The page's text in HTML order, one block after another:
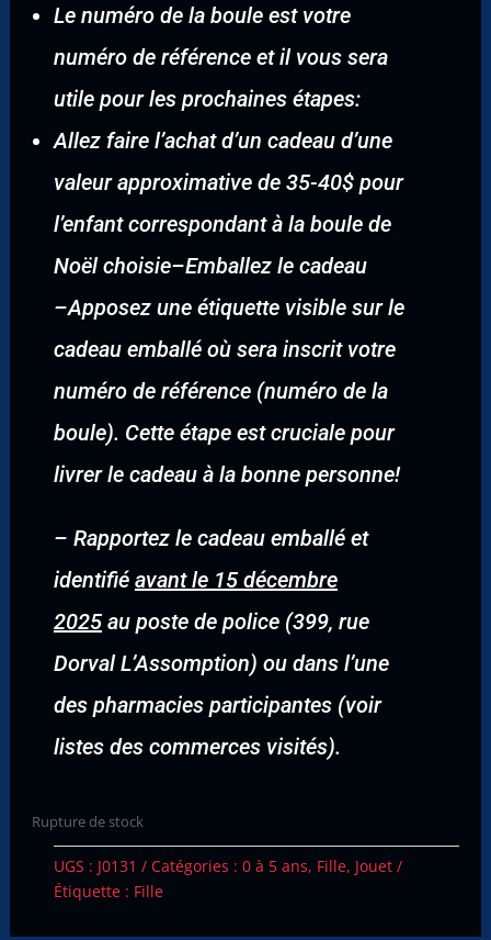
Le numéro de la boule est votre
numéro de référence et il vous sera
utile pour les prochaines étapes:
Allez faire l’achat d’un cadeau d’une
valeur approximative de 35-40$ pour
l’enfant correspondant à la boule de
Noël choisie–Emballez le cadeau
–Apposez une étiquette visible sur le
cadeau emballé où sera inscrit votre
numéro de référence (numéro de la
boule). Cette étape est cruciale pour
livrer le cadeau à la bonne personne!
– Rapportez le cadeau emballé et
identifié avant le 15 décembre
2025au poste de police (399, rue
Dorval L’Assomption) ou dans l’une
des pharmacies participantes (voir
listes des commerces visités).
Rupture de stock
UGS : J0131 Catégories : 0 à 5 ans, Fille, Jouet
Étiquette : Fille